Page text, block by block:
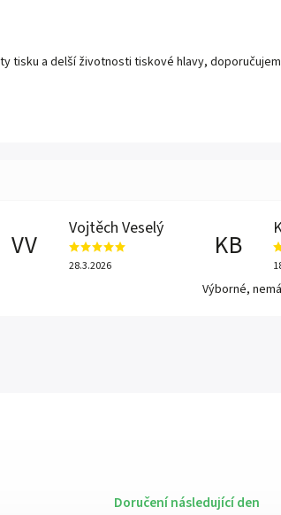
Doručení následující den
tisku a delší životnosti tiskové hlavy,
VV
Vojtěch Veselý
28.3.2026
KB
Výborné,